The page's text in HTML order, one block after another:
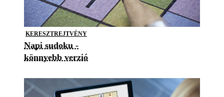
KERESZTREJTVÉNY
Napi sudoku -
könnyebb verzió